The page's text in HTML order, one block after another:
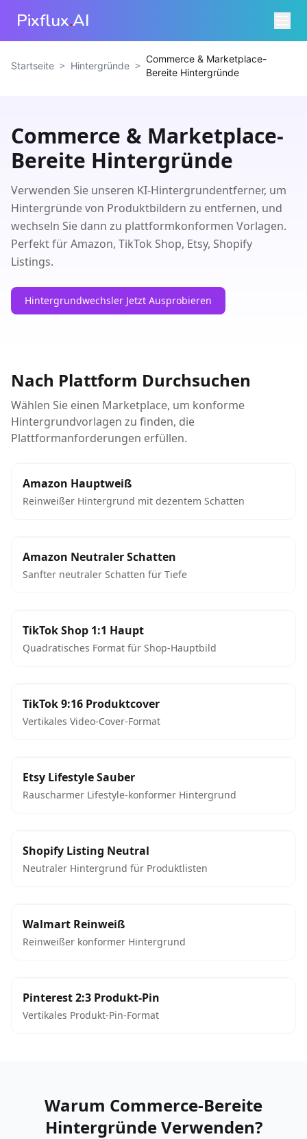
Pixflux.AI
Startseite > Hintergründe >
Commerce & Marketplace-
Bereite Hintergründe
Commerce & Marketplace-
Bereite Hintergründe
Verwenden Sie unseren KI-Hintergrundentferner, um
Hintergründe von Produktbildern zu entfernen, und
wechseln Sie dann zu plattformkonformen Vorlagen.
Perfekt für Amazon, TikTok Shop, Etsy, Shopify
Listings.
Hintergrundwechsler Jetzt Ausprobieren
Nach Plattform Durchsuchen
Wählen Sie einen Marketplace, um konforme
Hintergrundvorlagen zu finden, die
Plattformanforderungen erfüllen.
Amazon Hauptweiß
Reinweißer Hintergrund mit dezentem Schatten
Amazon Neutraler Schatten
Sanfter neutraler Schatten für Tiefe
TikTok Shop 1:1 Haupt
Quadratisches Format für Shop-Hauptbild
TikTok 9:16 Produktcover
Vertikales Video-Cover-Format
Etsy Lifestyle Sauber
Rauscharmer Lifestyle-konformer Hintergrund
Shopify Listing Neutral
Neutraler Hintergrund für Produktlisten
Walmart Reinweiß
Reinweißer konformer Hintergrund
Pinterest 2:3 Produkt-Pin
Vertikales Produkt-Pin-Format
Warum Commerce-Bereite
Hintergründe Verwenden?